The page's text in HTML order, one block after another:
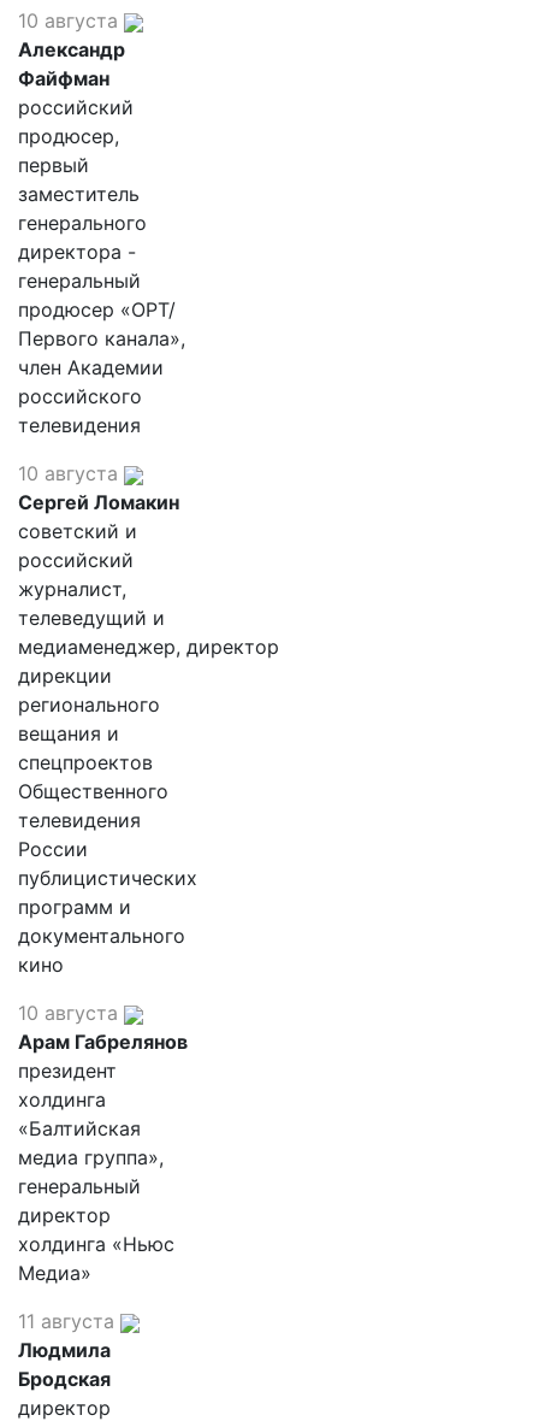
10 августа
Александр
Файфман
российский
продюсер,
первый
заместитель
генерального
директора -
генеральный
продюсер «ОРТ/
Первого канала»,
член Академии
российского
телевидения
10 августа
Сергей Ломакин
советский и
российский
журналист,
телеведущий и
медиаменеджер, директор
дирекции
регионального
вещания и
спецпроектов
Общественного
телевидения
России
публицистических
программ и
документального
кино
10 августа
Арам Габрелянов
президент
холдинга
«Балтийская
медиа группа»,
генеральный
директор
холдинга «Ньюс
Медиа»
11 августа
Людмила
Бродская
директор